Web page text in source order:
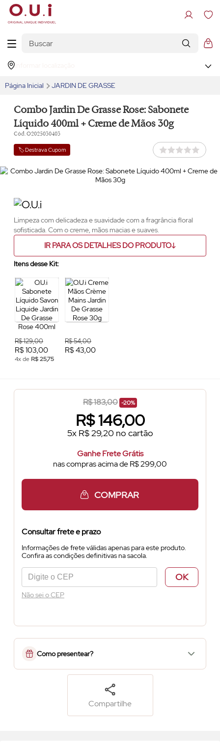
Página Inicial JARDIN DE GRASSE
Combo Jardin De Grasse Rose: Sabonete
Líquido 400ml + Creme de Mãos 30g
Cód. O2025030403
🏷️ Destrava Cupom
Limpeza com delicadeza e suavidade com a fragrância floral
sofisticada. Com o creme, mãos macias e suaves.
IR PARA OS DETALHES DO PRODUTO
Itens desse Kit:
R$ 129,00
R$ 103,00
4x de R$ 25,75
R$ 54,00
R$ 43,00
R$ 183,00 -20%
R$146,00
5x R$ 29,20 no cartão
Ganhe Frete Grátis
nas compras acima de R$ 299,00
COMPRAR
Consultar frete e prazo
Informações de frete válidas apenas para este produto.
Confira as condições definitivas na sacola.
OK
Não sei o CEP
Como presentear?
Compartilhe